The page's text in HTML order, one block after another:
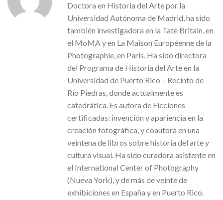
Doctora en Historia del Arte por la
Universidad Autónoma de Madrid, ha sido
también investigadora en la Tate Britain, en
el MoMA y en La Maison Européenne de la
Photographie, en París. Ha sido directora
del Programa de Historia del Arte en la
Universidad de Puerto Rico – Recinto de
Río Piedras, donde actualmente es
catedrática. Es autora de Ficciones
certificadas: invención y apariencia en la
creación fotográfica, y coautora en una
veintena de libros sobre historia del arte y
cultura visual. Ha sido curadora asistente en
el International Center of Photography
(Nueva York), y de más de veinte de
exhibiciones en España y en Puerto Rico.